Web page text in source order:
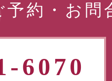
予約・お問
6070